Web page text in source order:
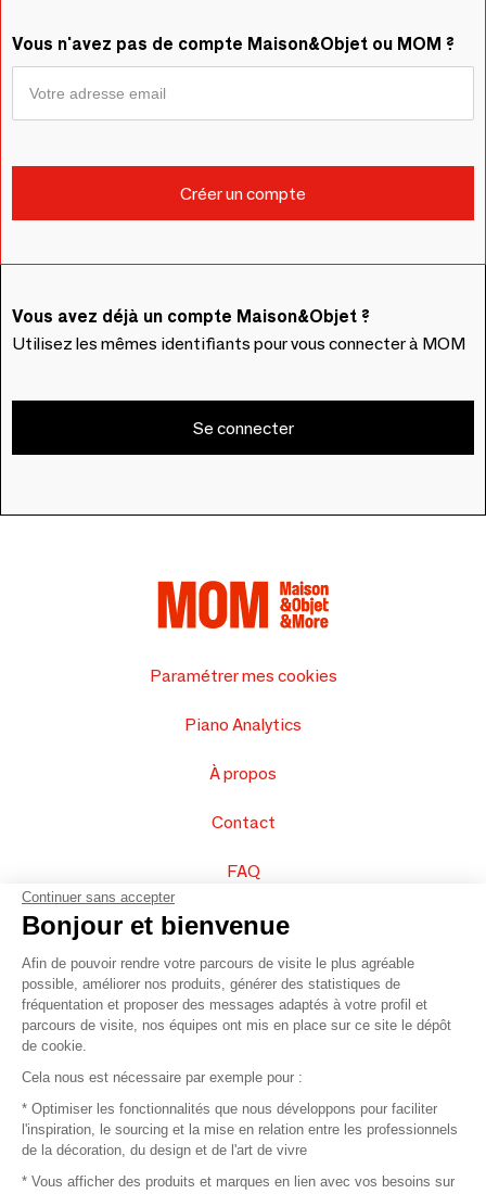
Vous n'avez pas de compte Maison&Objet ou MOM ?
Vous avez déjà un compte Maison&Objet ?
Utilisez les mêmes identifiants pour vous connecter à MOM
Se connecter
Paramétrer mes cookies
Piano Analytics
À propos
Contact
FAQ
Vendez vos produits
Plan du site
© 2016 –Organisation SAFI
Recrutement
Continuer sans accepter
Bonjour et bienvenue
Afin de pouvoir rendre votre parcours de visite le plus agréable
possible, améliorer nos produits, générer des statistiques de
fréquentation et proposer des messages adaptés à votre profil et
parcours de visite, nos équipes ont mis en place sur ce site le dépôt
de cookie.
Cela nous est nécessaire par exemple pour :
* Optimiser les fonctionnalités que nous développons pour faciliter
l'inspiration, le sourcing et la mise en relation entre les professionnels
de la décoration, du design et de l'art de vivre
* Vous afficher des produits et marques en lien avec vos besoins sur